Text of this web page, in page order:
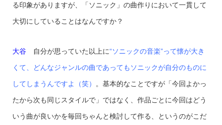
る印象がありますが、「ソニック」の曲作りにおいて一貫して
大切にしていることはなんですか？
大谷自分が思っていた以上に“ソニックの音楽”って懐が大き
くて、どんなジャンルの曲であってもソニックが自分のものに
してしまうんですよ（笑） 。基本的なことですが「今回よかっ
たから次も同じスタイルで」ではなく、作品ごとに今回はどう
いう曲が良いかを毎回ちゃんと検討して作る、というのがこだ